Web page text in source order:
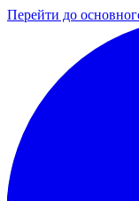
Перейти до